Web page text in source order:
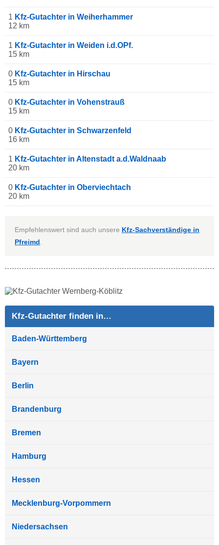
1 Kfz-Gutachter in Weiherhammer
12 km
1 Kfz-Gutachter in Weiden i.d.OPf.
15 km
0 Kfz-Gutachter in Hirschau
15 km
0 Kfz-Gutachter in Vohenstrauß
15 km
0 Kfz-Gutachter in Schwarzenfeld
16 km
1 Kfz-Gutachter in Altenstadt a.d.Waldnaab
20 km
0 Kfz-Gutachter in Oberviechtach
20 km
Empfehlenswert sind auch unsere Kfz-Sachverständige in
Pfreimd
Kfz-Gutachter finden in…
Baden-Württemberg
Bayern
Berlin
Brandenburg
Bremen
Hamburg
Hessen
Mecklenburg-Vorpommern
Niedersachsen